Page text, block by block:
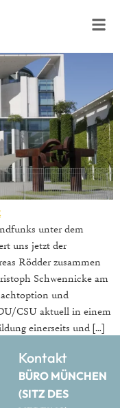
unter dem
uns jetzt der
Rödder zusammen
Schwennicke am
und
CSU aktuell in einem
einerseits und […]
Kontakt
BÜRO MÜNCHEN
(SITZ DES